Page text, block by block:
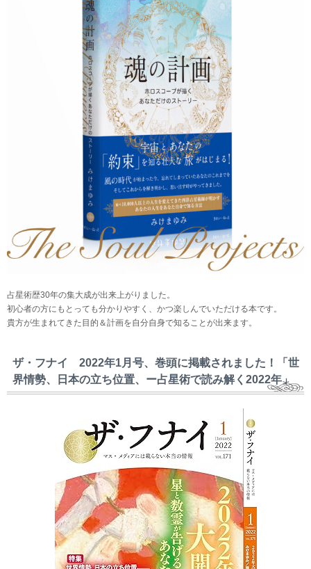
占星術歴30年の集大成が出来上がりました。
初心者の方にもとっても分かりやすく、かつ楽しんでいただける本です。
貴方が生まれてきた目的＆計画を自分自身で知ることが出来ます。
ザ・フナイ 2022年1月号、巻頭に掲載されました！「世
界情勢、日本の立ち位置、ー占星術で読み解く2022年」